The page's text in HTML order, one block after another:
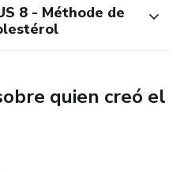
8 - Méthode de
quien creó el